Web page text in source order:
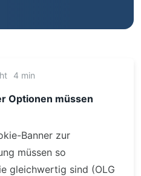
4 min
Optionen müssen
Banner zur
müssen so
gleichwertig sind (OLG